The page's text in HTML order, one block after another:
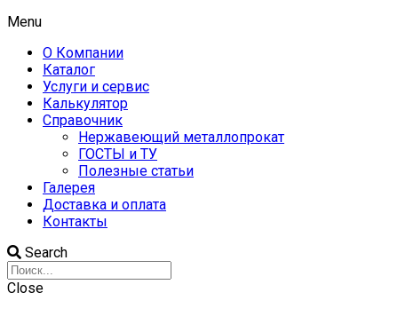
Menu
О Компании
Каталог
Услуги и сервис
Калькулятор
Справочник
Нержавеющий металлопрокат
ГОСТЫ и ТУ
Полезные статьи
Галерея
Доставка и оплата
Контакты
Search
Close